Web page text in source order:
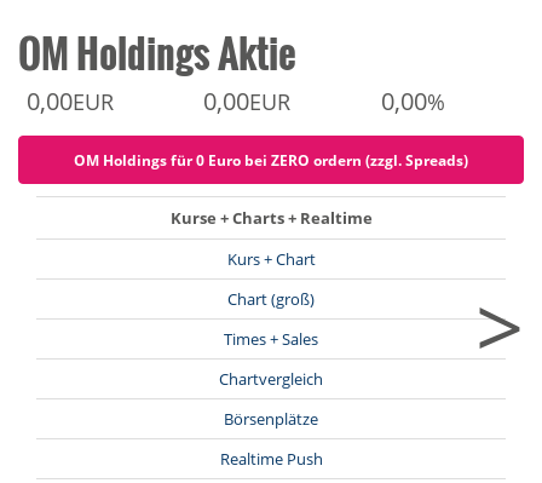
OM Holdings Aktie
0,00EUR 0,00EUR 0,00%
OM Holdings für 0 Euro bei ZERO ordern (zzgl. Spreads)
Kurse + Charts + Realtime
Kurs + Chart
Chart (groß)
Times + Sales
Chartvergleich
Börsenplätze
Realtime Push
>